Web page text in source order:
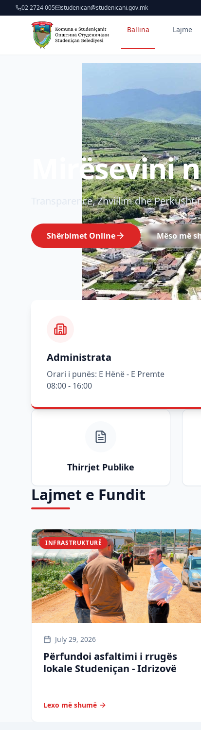
02 2724 005 studenican@studenicani.gov.mk
Ballina Lajme
Mirësevini
Transparencë, Zhvillim dhe
Shërbimet Online Mëso më
Administrata
Orari i punës: E Hënë - E Premte
08:00 - 16:00
Thirrjet Publike
Lajmet e Fundit
INFRASTRUKTURË
July 29, 2026
Përfundoi asfaltimi i rrugës
lokale Studeniçan - Idrizovë
Lexo më shumë